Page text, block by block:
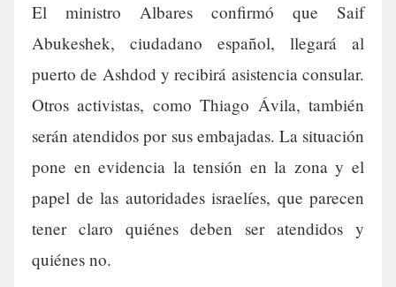
El ministro Albares confirmó que Saif
Abukeshek, ciudadano español, llegará al
puerto de Ashdod y recibirá asistencia consular.
Otros activistas, como Thiago Ávila, también
serán atendidos por sus embajadas. La situación
pone en evidencia la tensión en la zona y el
papel de las autoridades israelíes, que parecen
tener claro quiénes deben ser atendidos y
quiénes no.